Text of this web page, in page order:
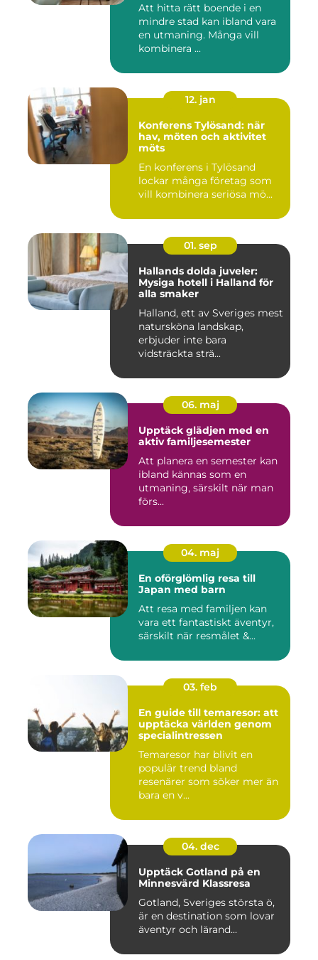
Att hitta rätt boende i en
mindre stad kan ibland vara
en utmaning. Många vill
kombinera ...
12. jan
Konferens Tylösand: när
hav, möten och aktivitet
möts
En konferens i Tylösand
lockar många företag som
vill kombinera seriösa mö...
01. sep
Hallands dolda juveler:
Mysiga hotell i Halland för
alla smaker
Halland, ett av Sveriges mest
natursköna landskap,
erbjuder inte bara
vidsträckta strä...
06. maj
Upptäck glädjen med en
aktiv familjesemester
Att planera en semester kan
ibland kännas som en
utmaning, särskilt när man
förs...
04. maj
En oförglömlig resa till
Japan med barn
Att resa med familjen kan
vara ett fantastiskt äventyr,
särskilt när resmålet &...
03. feb
En guide till temaresor: att
upptäcka världen genom
specialintressen
Temaresor har blivit en
populär trend bland
resenärer som söker mer än
bara en v...
04. dec
Upptäck Gotland på en
Minnesvärd Klassresa
Gotland, Sveriges största ö,
är en destination som lovar
äventyr och lärand...